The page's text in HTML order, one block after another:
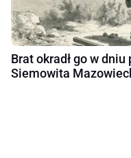
Brat okradł go w
Siemowita